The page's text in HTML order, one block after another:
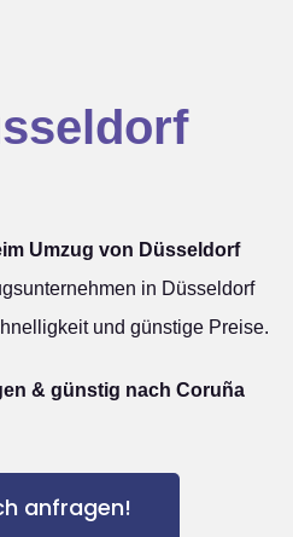
Umzug von Düsseldorf
in Düsseldorf
und günstige Preise.
& günstig nach Coruña
anfragen!